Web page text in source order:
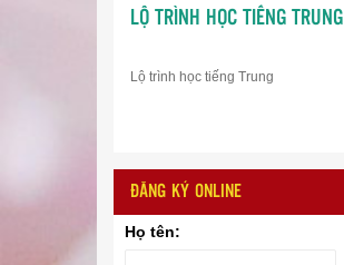
LỘ TRÌNH HỌC TIẾNG TRUNG
Lộ trình học tiếng Trung
ĐĂNG KÝ ONLINE
Họ tên: